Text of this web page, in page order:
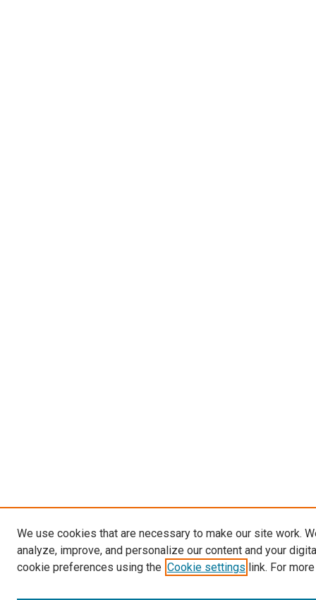
We use cookies that are necessary to make our site work.
analyze, improve, and personalize our content and your
cookie preferences using the Cookie settings link. For